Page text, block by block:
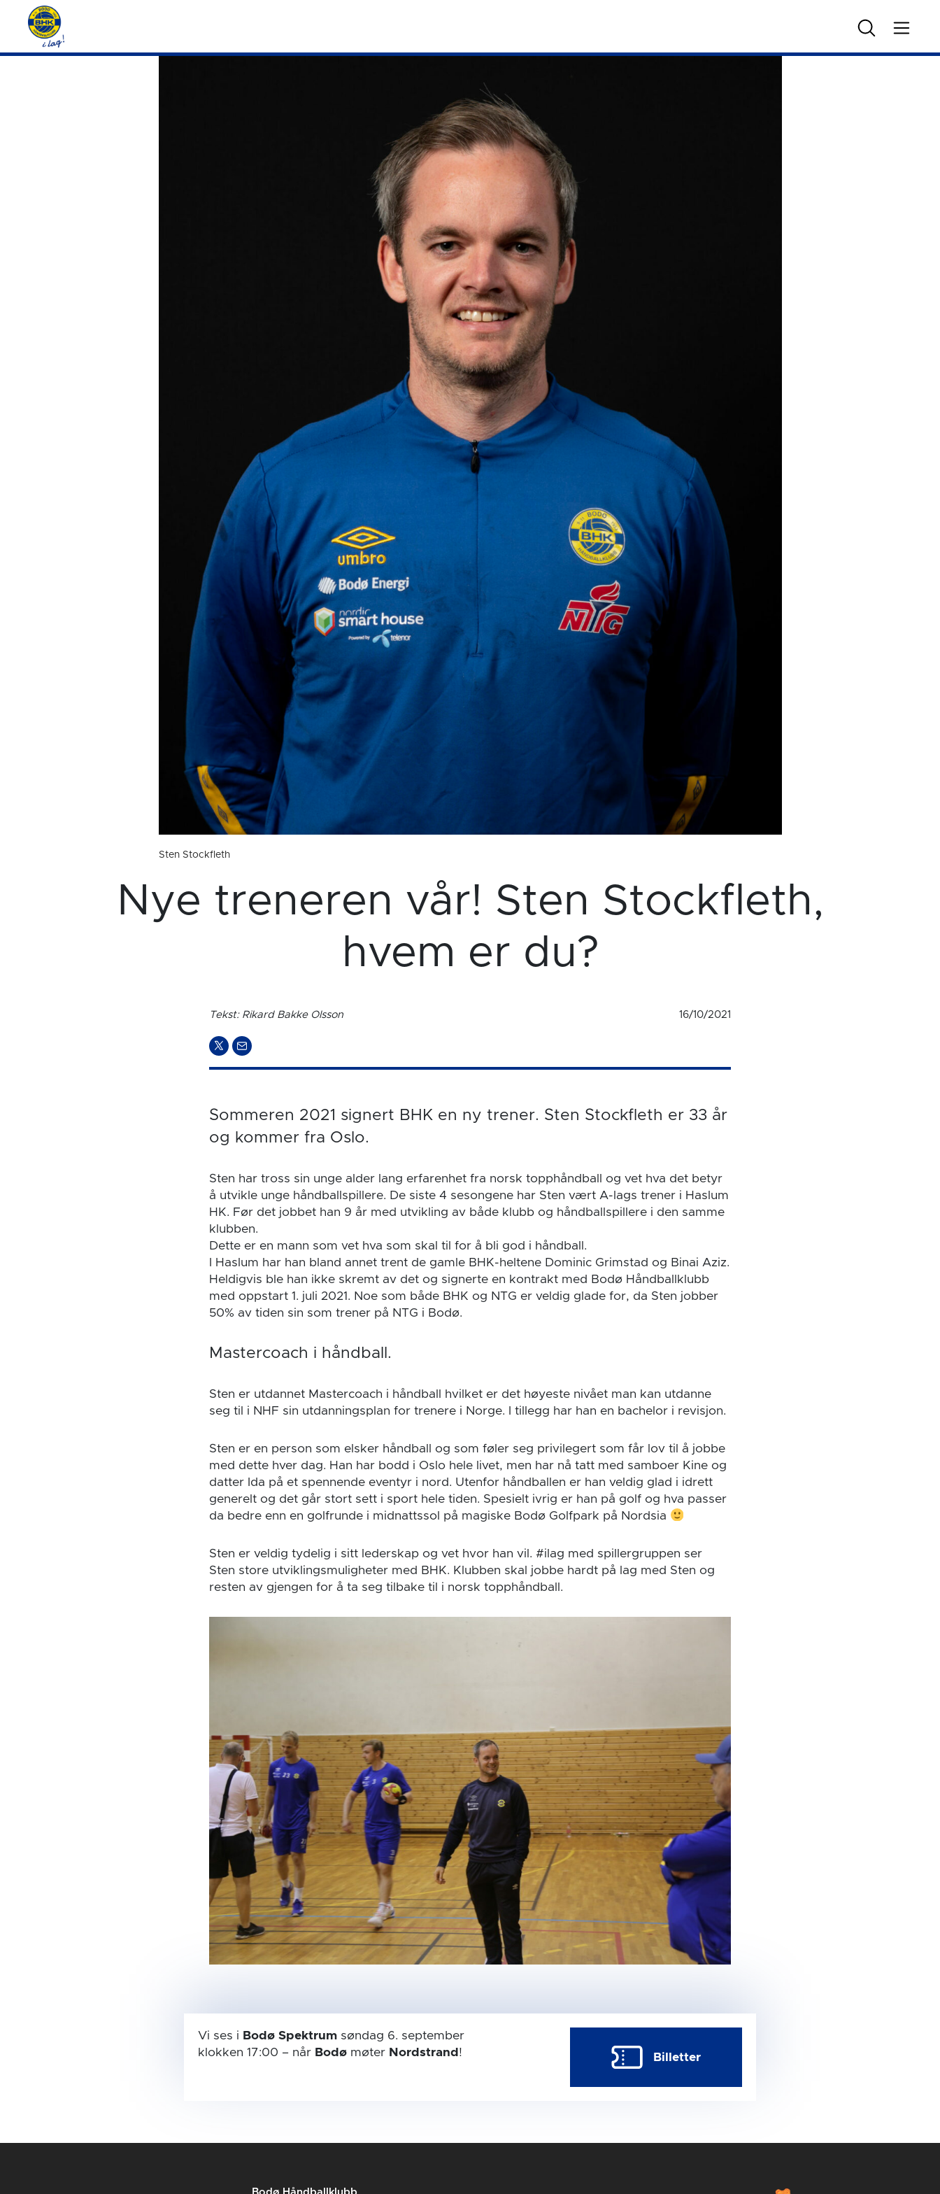
Sten Stockfleth
Nye treneren vår! Sten Stockfleth,
hvem er du?
Tekst: Rikard Bakke Olsson 16/10/2021
Sommeren 2021 signert BHK en ny trener. Sten Stockfleth er 33 år
og kommer fra Oslo.
Sten har tross sin unge alder lang erfarenhet fra norsk topphåndball og vet hva det betyr
å utvikle unge håndballspillere. De siste 4 sesongene har Sten vært A-lags trener i Haslum
HK. Før det jobbet han 9 år med utvikling av både klubb og håndballspillere i den samme
klubben.
Dette er en mann som vet hva som skal til for å bli god i håndball.
I Haslum har han bland annet trent de gamle BHK-heltene Dominic Grimstad og Binai Aziz.
Heldigvis ble han ikke skremt av det og signerte en kontrakt med Bodø Håndballklubb
med oppstart 1. juli 2021. Noe som både BHK og NTG er veldig glade for, da Sten jobber
50% av tiden sin som trener på NTG i Bodø.
Mastercoach i håndball.
Sten er utdannet Mastercoach i håndball hvilket er det høyeste nivået man kan utdanne
seg til i NHF sin utdanningsplan for trenere i Norge. I tillegg har han en bachelor i revisjon.
Sten er en person som elsker håndball og som føler seg privilegert som får lov til å jobbe
med dette hver dag. Han har bodd i Oslo hele livet, men har nå tatt med samboer Kine og
datter Ida på et spennende eventyr i nord. Utenfor håndballen er han veldig glad i idrett
generelt og det går stort sett i sport hele tiden. Spesielt ivrig er han på golf og hva passer
da bedre enn en golfrunde i midnattssol på magiske Bodø Golfpark på Nordsia
Sten er veldig tydelig i sitt lederskap og vet hvor han vil. #ilag med spillergruppen ser
Sten store utviklingsmuligheter med BHK. Klubben skal jobbe hardt på lag med Sten og
resten av gjengen for å ta seg tilbake til i norsk topphåndball.
Vi ses i Bodø Spektrumsøndag 6. september
klokken 17:00 – når Bodømøter Nordstrand ! Billetter